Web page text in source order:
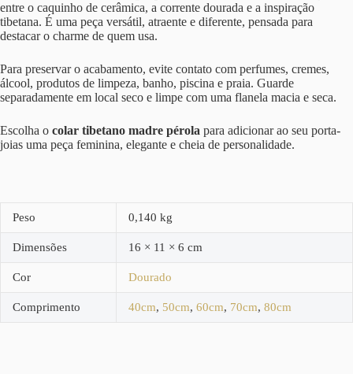
entre o caquinho de cerâmica, a corrente dourada e a inspiração
tibetana. É uma peça versátil, atraente e diferente, pensada para
destacar o charme de quem usa.
Para preservar o acabamento, evite contato com perfumes, cremes,
álcool, produtos de limpeza, banho, piscina e praia. Guarde
separadamente em local seco e limpe com uma flanela macia e seca.
Escolha o colar tibetano madre pérola para adicionar ao seu porta-
joias uma peça feminina, elegante e cheia de personalidade.
Peso 0,140 kg
Dimensões 16 × 11 × 6 cm
Cor Dourado
Comprimento 40cm, 50cm, 60cm, 70cm, 80cm